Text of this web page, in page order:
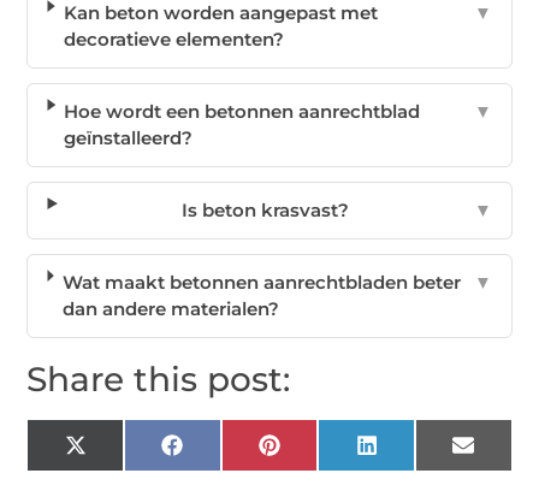
Kan beton worden aangepast met
decoratieve elementen?
▼
Hoe wordt een betonnen aanrechtblad
geïnstalleerd?
▼
Is beton krasvast? ▼
Wat maakt betonnen aanrechtbladen beter
dan andere materialen?
▼
Share this post:
X
(Twitter)
Facebook Pinterest LinkedIn Email